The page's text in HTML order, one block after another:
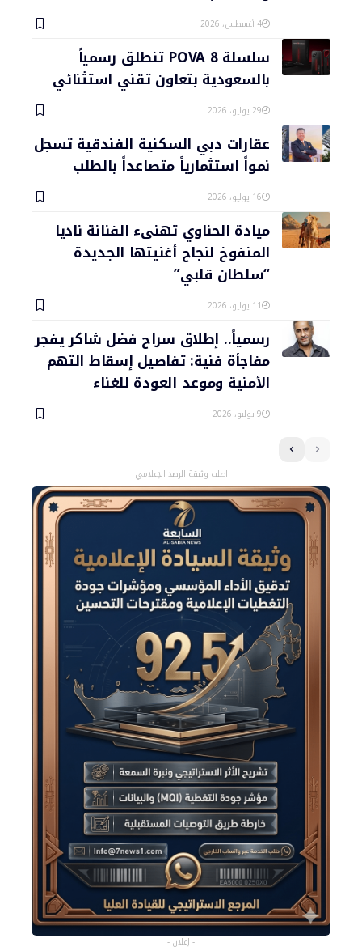
4 أغسطس، 2026
سلسلة POVA 8 تنطلق رسمياً
بالسعودية بتعاون تقني استثنائي
29 يوليو، 2026
عقارات دبي السكنية الفندقية تسجل
نمواً استثمارياً متصاعداً بالطلب
16 يوليو، 2026
ميادة الحناوي تهنىء الفنانة ناديا
المنفوخ لنجاح أغنيتها الجديدة
“سلطان قلبي”
11 يوليو، 2026
رسمياً.. إطلاق سراح فضل شاكر يفجر
مفاجأة فنية: تفاصيل إسقاط التهم
الأمنية وموعد العودة للغناء
9 يوليو، 2026
اطلب وثيقة الرصد الإعلامي
- إعلان -